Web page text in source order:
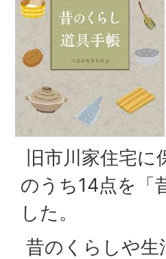
旧市川家住宅
のうち14点を「
した。
昔のくらしや生